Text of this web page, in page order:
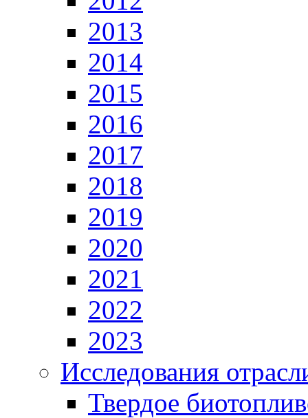
2013
2014
2015
2016
2017
2018
2019
2020
2021
2022
2023
Исследования
Твердое